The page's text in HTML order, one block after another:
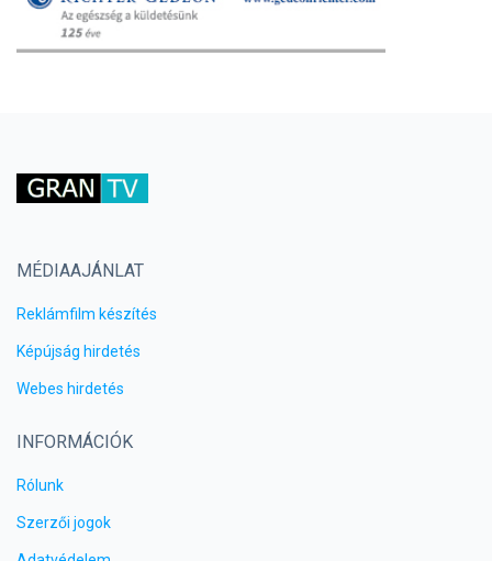
MÉDIAAJÁNLAT
Reklámfilm készítés
Képújság hirdetés
Webes hirdetés
INFORMÁCIÓK
Rólunk
Szerzői jogok